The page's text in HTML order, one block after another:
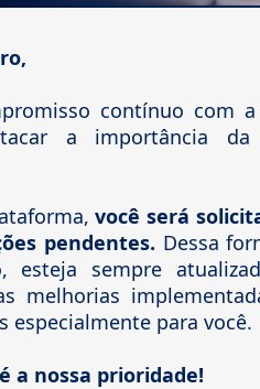
contínuo com
a importância
você será
pendentes. Dessa
esteja sempre
melhorias
especialmente para você.
a nossa prioridade!